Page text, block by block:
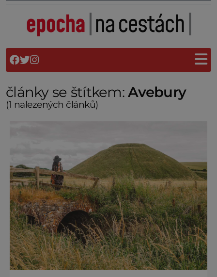
články se štítkem:Avebury
(1 nalezených článků)